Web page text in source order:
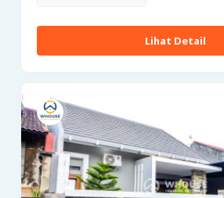
Lihat Detail